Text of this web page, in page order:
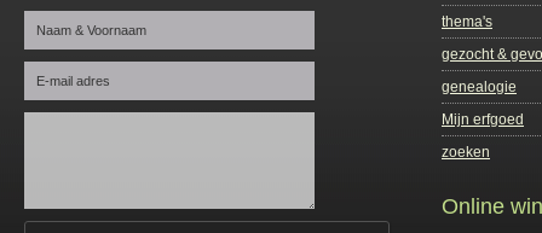
thema's
gezocht &
genealogie
Mijn erfgoed
zoeken
Online